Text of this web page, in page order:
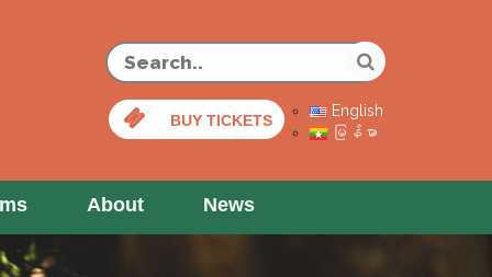
BUY TICKETS
English
မြန်မာ
About News